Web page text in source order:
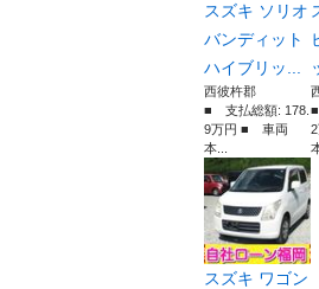
スズキ ソリオ
バンディット
ハイブリッ...
西彼杵郡
■ 支払総額: 178.
9万円 ■ 車両
本...
スズキ ワゴン